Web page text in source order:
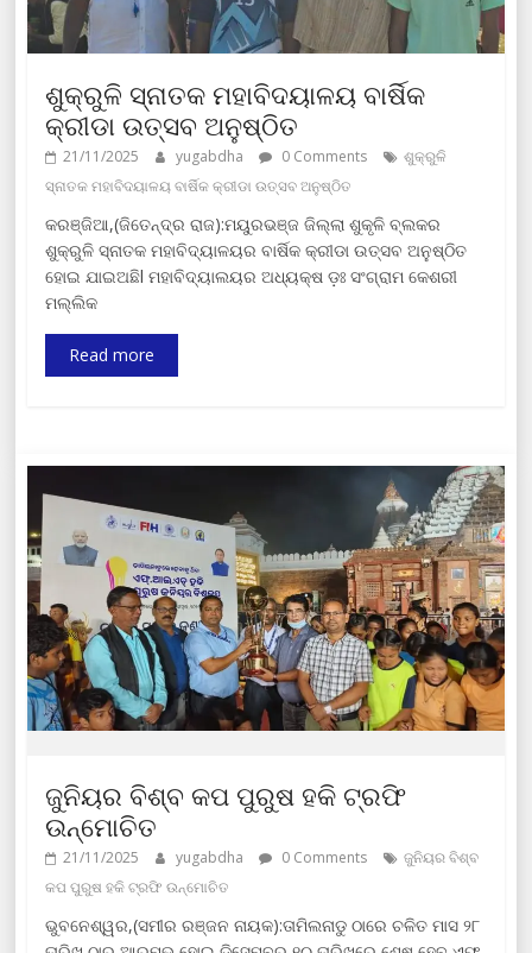
ଶୁକ୍ରୁଳି ସ୍ନାତକ ମହାବିଦୟାଳୟ ବାର୍ଷିକ
କ୍ରୀଡା ଉତ୍ସବ ଅନୁଷ୍ଠିତ
21/11/2025 yugabdha 0 Comments
ଶୁକ୍ରୁଳି
ସ୍ନାତକ ମହାବିଦୟାଳୟ ବାର୍ଷିକ କ୍ରୀଡା ଉତ୍ସବ ଅନୁଷ୍ଠିତ
କରଞ୍ଜିଆ,(ଜିତେନ୍ଦ୍ର ରାଜ):ମୟୁରଭଞ୍ଜ ଜିଲ୍ଲା ଶୁକୃଳି ବ୍ଲକର
ଶୁକ୍ରୁଳି ସ୍ନାତକ ମହାବିଦ୍ୟାଳୟର ବାର୍ଷିକ କ୍ରୀଡା ଉତ୍ସବ ଅନୁଷ୍ଠିତ
ହୋଇ ଯାଇଅଛିl ମହାବିଦ୍ୟାଲୟର ଅଧ୍ୟକ୍ଷ ଡ଼ଃ ସଂଗ୍ରାମ କେଶରୀ
ମଲ୍ଲିକ
Read more
ଜୁନିୟର ବିଶ୍ବ କପ ପୁରୁଷ ହକି ଟ୍ରଫି
ଉନ୍ମୋଚିତ
21/11/2025 yugabdha 0 Comments
ଜୁନିୟର ବିଶ୍ବ
କପ ପୁରୁଷ ହକି ଟ୍ରଫି ଉନ୍ମୋଚିତ
ଭୁବନେଶ୍ୱର,(ସମୀର ରଞ୍ଜନ ନାୟକ):ତାମିଲନାଡୁ ଠାରେ ଚଳିତ ମାସ ୨୮